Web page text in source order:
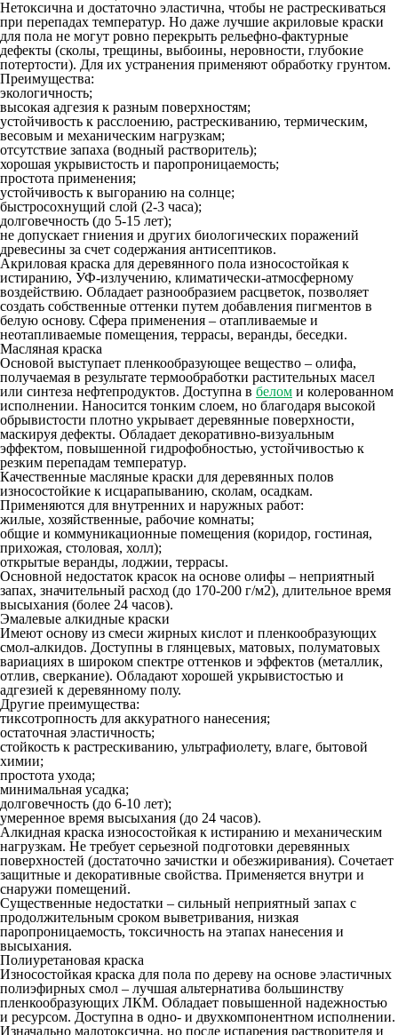
Нетоксична и достаточно эластична, чтобы не растрескиваться
при перепадах температур. Но даже лучшие акриловые краски
для пола не могут ровно перекрыть рельефно-фактурные
дефекты (сколы, трещины, выбоины, неровности, глубокие
потертости). Для их устранения применяют обработку грунтом.
Преимущества:
экологичность;
высокая адгезия к разным поверхностям;
устойчивость к расслоению, растрескиванию, термическим,
весовым и механическим нагрузкам;
отсутствие запаха (водный растворитель);
хорошая укрывистость и паропроницаемость;
простота применения;
устойчивость к выгоранию на солнце;
быстросохнущий слой (2-3 часа);
долговечность (до 5-15 лет);
не допускает гниения и других биологических поражений
древесины за счет содержания антисептиков.
Акриловая краска для деревянного пола износостойкая к
истиранию, УФ-излучению, климатически-атмосферному
воздействию. Обладает разнообразием расцветок, позволяет
создать собственные оттенки путем добавления пигментов в
белую основу. Сфера применения – отапливаемые и
неотапливаемые помещения, террасы, веранды, беседки.
Масляная краска
Основой выступает пленкообразующее вещество – олифа,
получаемая в результате термообработки растительных масел
или синтеза нефтепродуктов. Доступна в белом и колерованном
исполнении. Наносится тонким слоем, но благодаря высокой
обрывистости плотно укрывает деревянные поверхности,
маскируя дефекты. Обладает декоративно-визуальным
эффектом, повышенной гидрофобностью, устойчивостью к
резким перепадам температур.
Качественные масляные краски для деревянных полов
износостойкие к исцарапыванию, сколам, осадкам.
Применяются для внутренних и наружных работ:
жилые, хозяйственные, рабочие комнаты;
общие и коммуникационные помещения (коридор, гостиная,
прихожая, столовая, холл);
открытые веранды, лоджии, террасы.
Основной недостаток красок на основе олифы – неприятный
запах, значительный расход (до 170-200 г/м2), длительное время
высыхания (более 24 часов).
Эмалевые алкидные краски
Имеют основу из смеси жирных кислот и пленкообразующих
смол-алкидов. Доступны в глянцевых, матовых, полуматовых
вариациях в широком спектре оттенков и эффектов (металлик,
отлив, сверкание). Обладают хорошей укрывистостью и
адгезией к деревянному полу.
Другие преимущества:
тиксотропность для аккуратного нанесения;
остаточная эластичность;
стойкость к растрескиванию, ультрафиолету, влаге, бытовой
химии;
простота ухода;
минимальная усадка;
долговечность (до 6-10 лет);
умеренное время высыхания (до 24 часов).
Алкидная краска износостойкая к истиранию и механическим
нагрузкам. Не требует серьезной подготовки деревянных
поверхностей (достаточно зачистки и обезжиривания). Сочетает
защитные и декоративные свойства. Применяется внутри и
снаружи помещений.
Существенные недостатки – сильный неприятный запах с
продолжительным сроком выветривания, низкая
паропроницаемость, токсичность на этапах нанесения и
высыхания.
Полиуретановая краска
Износостойкая краска для пола по дереву на основе эластичных
полиэфирных смол – лучшая альтернатива большинству
пленкообразующих ЛКМ. Обладает повышенной надежностью
и ресурсом. Доступна в одно- и двухкомпонентном исполнении.
Изначально малотоксична, но после испарения растворителя и